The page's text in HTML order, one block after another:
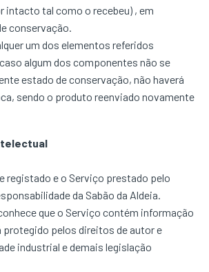
intacto tal como o recebeu) , em
conservação.
um dos elementos referidos
algum dos componentes não se
estado de conservação, não haverá
sendo o produto reenviado novamente
registado e o Serviço prestado pelo
da Sabão da Aldeia.
que o Serviço contém informação
pelos direitos de autor e
industrial e demais legislação